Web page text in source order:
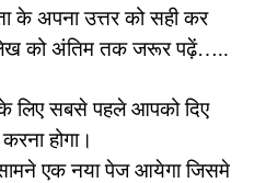
के अपना उत्तर को सही कर
को अंतिम तक जरूर पढ़ें…..
के लिए सबसे पहले आपको दिए
होगा।
एक नया पेज आयेगा जिसमे